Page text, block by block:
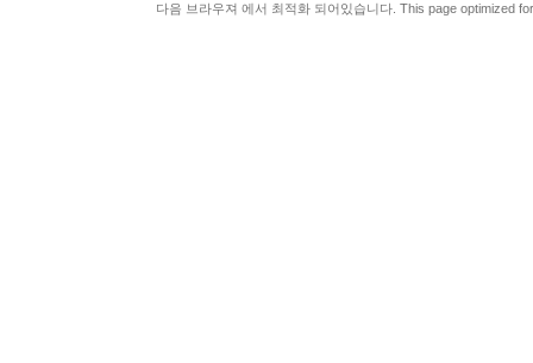
다음 브라우져 에서 최적화 되어있습니다. This page optimized